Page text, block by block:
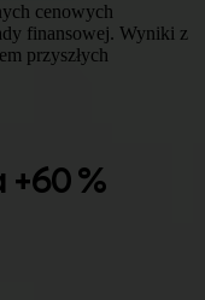
cenowych
finansowej. Wyniki z
przyszłych
%